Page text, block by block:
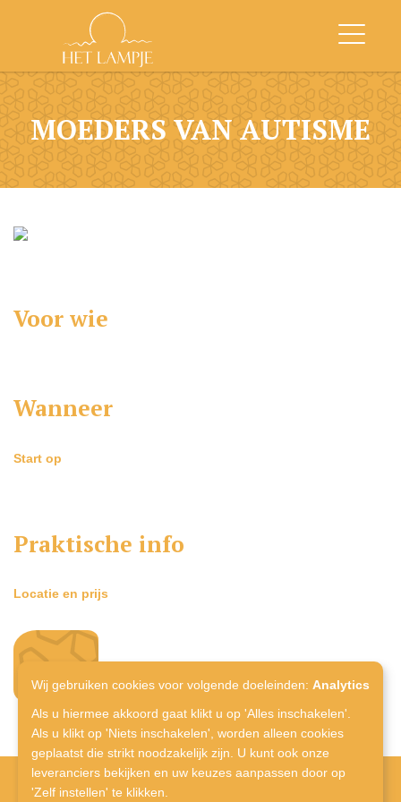
Wij gebruiken cookies voor volgende doeleinden: Analytics
Als u hiermee akkoord gaat klikt u op 'Alles inschakelen'.
Als u klikt op 'Niets inschakelen', worden alleen cookies
geplaatst die strikt noodzakelijk zijn. U kunt ook onze
leveranciers bekijken en uw keuzes aanpassen door op
'Zelf instellen' te klikken.
MOEDERS VAN AUTISME
Voor wie
Wanneer
Start op
Praktische info
Locatie en prijs
inschrijven